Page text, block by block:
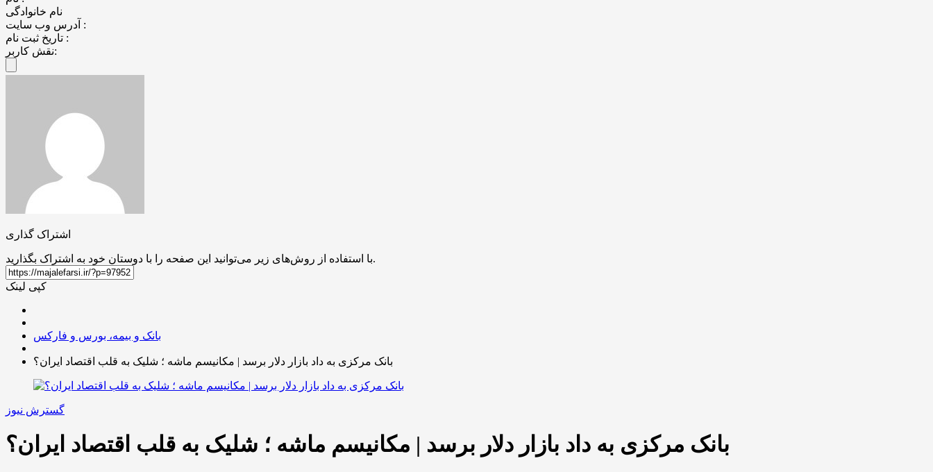
نام خانوادگی
آدرس وب سایت :
تاریخ ثبت نام :
نقش کاربر:
اشتراک گذاری
با استفاده از روش‌های زیر می‌توانید این صفحه را با دوستان خود به اشتراک بگذارید.
کپی لینک
بانک و بیمه، بورس و فارکس
بانک مرکزی به داد بازار دلار برسد | مکانیسم ماشه ؛ شلیک به قلب اقتصاد ایران؟
گسترش نیوز
بانک مرکزی به داد بازار دلار برسد | مکانیسم ماشه ؛ شلیک به قلب اقتصاد ایران؟